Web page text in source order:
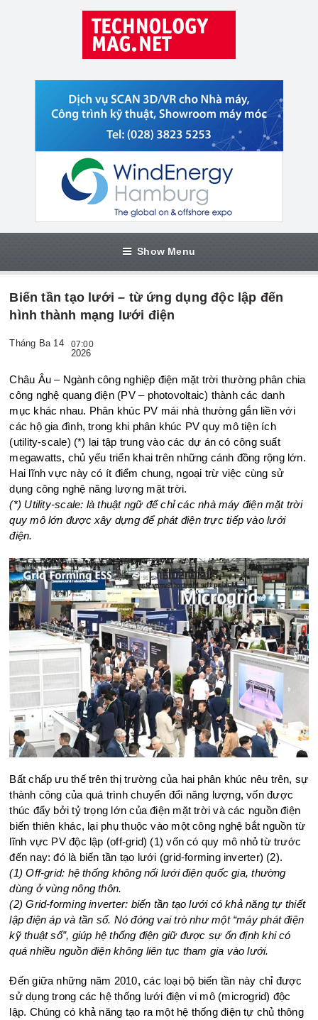
Show Menu
Biến tần tạo lưới – từ ứng dụng độc lập đến
hình thành mạng lưới điện
Tháng Ba 14 07:00
2026
Châu Âu – Ngành công nghiệp điện mặt trời thường phân chia
công nghệ quang điện (PV – photovoltaic) thành các danh
mục khác nhau. Phân khúc PV mái nhà thường gắn liền với
các hộ gia đình, trong khi phân khúc PV quy mô tiện ích
(utility-scale) (*) lại tập trung vào các dự án có công suất
megawatts, chủ yếu triển khai trên những cánh đồng rộng lớn.
Hai lĩnh vực này có ít điểm chung, ngoại trừ việc cùng sử
dụng công nghệ năng lượng mặt trời.
(*) Utility-scale: là thuật ngữ để chỉ các nhà máy điện mặt trời
quy mô lớn được xây dựng để phát điện trực tiếp vào lưới
điện.
Bất chấp ưu thế trên thị trường của hai phân khúc nêu trên, sự
thành công của quá trình chuyển đổi năng lượng, vốn được
thúc đẩy bởi tỷ trọng lớn của điện mặt trời và các nguồn điện
biến thiên khác, lại phụ thuộc vào một công nghệ bắt nguồn từ
lĩnh vực PV độc lập (off-grid) (1) vốn có quy mô nhỏ từ trước
đến nay: đó là biến tần tạo lưới (grid-forming inverter) (2).
(1) Off-grid: hệ thống không nối lưới điện quốc gia, thường
dùng ở vùng nông thôn.
(2) Grid-forming inverter: biến tần tạo lưới có khả năng tự thiết
lập điện áp và tần số. Nó đóng vai trò như một “máy phát điện
kỹ thuật số”, giúp hệ thống điện giữ được sự ổn định khi có
quá nhiều nguồn điện không liên tục tham gia vào lưới.
Đến giữa những năm 2010, các loại bộ biến tần này chỉ được
sử dụng trong các hệ thống lưới điện vi mô (microgrid) độc
lập. Chúng có khả năng tạo ra một hệ thống điện tự chủ thông